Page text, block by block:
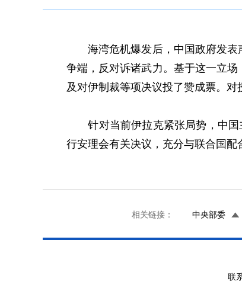
海湾危机爆发后，中国政府发表
争端，反对诉诸武力。基于这一立
及对伊制裁等项决议投了赞成票。
针对当前伊拉克紧张局势，中国
行安理会有关决议，充分与联合国配
相关链接： 中央部委
联